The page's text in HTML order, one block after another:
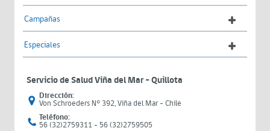
Campañas
Especiales
Servicio de Salud Viña del Mar – Quillota
Dirección:
Von Schroeders N° 392, Viña del Mar - Chile
Teléfono:
56 (32)2759311 - 56 (32)2759505